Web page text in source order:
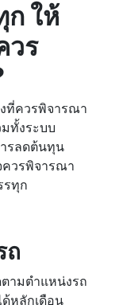
ก ให้
วร
ที่ควรพิจารณา
ทั้งระบบ
ารลดต้นทุน
ควรพิจารณา
รทุก
ถ
ามตำแหน่งรถ
หลักเดือน